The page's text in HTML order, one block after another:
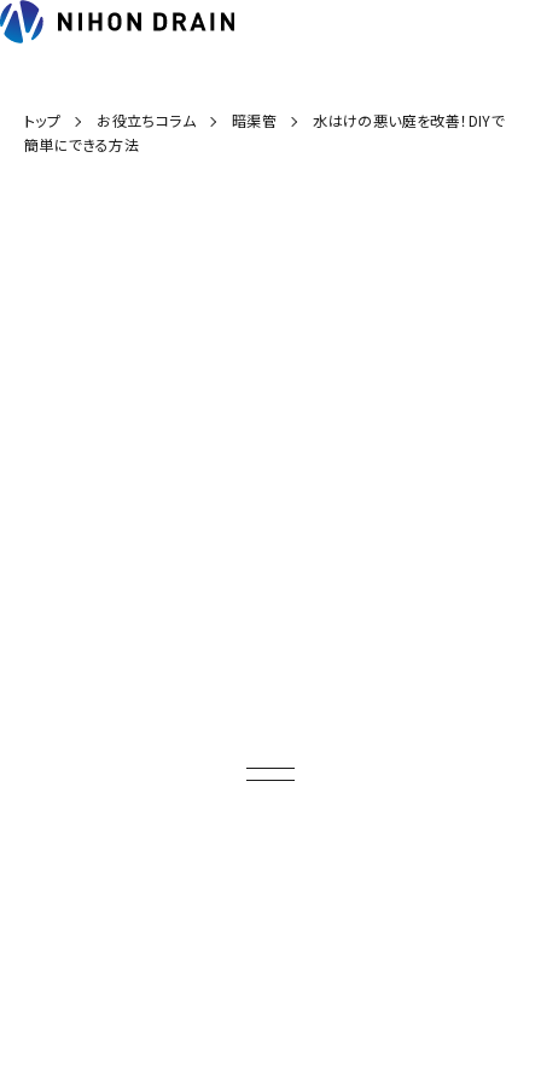
トップ お役立ちコラム 暗渠管
水はけの悪い庭を改善！DIYで
簡単にできる方法